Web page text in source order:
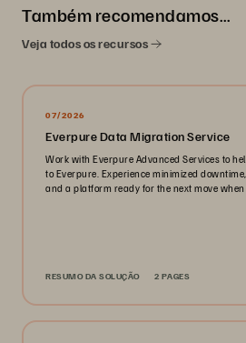
Também recomendamos…
Veja todos os recursos
07/2026
Everpure Data Migration Service
Work with Everpure Advanced Services to
to Everpure. Experience minimized
and a platform ready for the next move when
RESUMO DA SOLUÇÃO 2 PAGES